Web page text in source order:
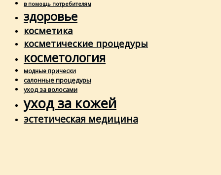
в помощь потребителям
здоровье
косметика
косметические процедуры
косметология
модные прически
салонные процедуры
уход за волосами
уход за кожей
эстетическая медицина